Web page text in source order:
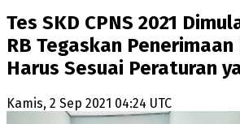
Tes SKD CPNS 2021
RB Tegaskan Penerimaan
Harus Sesuai Peraturan
Kamis, 2 Sep 2021 04:24 UTC